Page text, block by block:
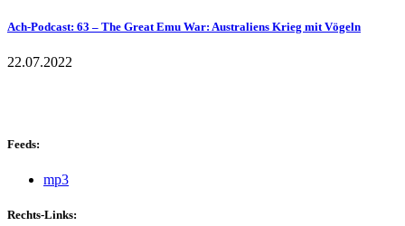
Ach-Podcast: 63 – The Great Emu War: Australiens Krieg mit Vögeln
22.07.2022
Feeds:
mp3
Rechts-Links: